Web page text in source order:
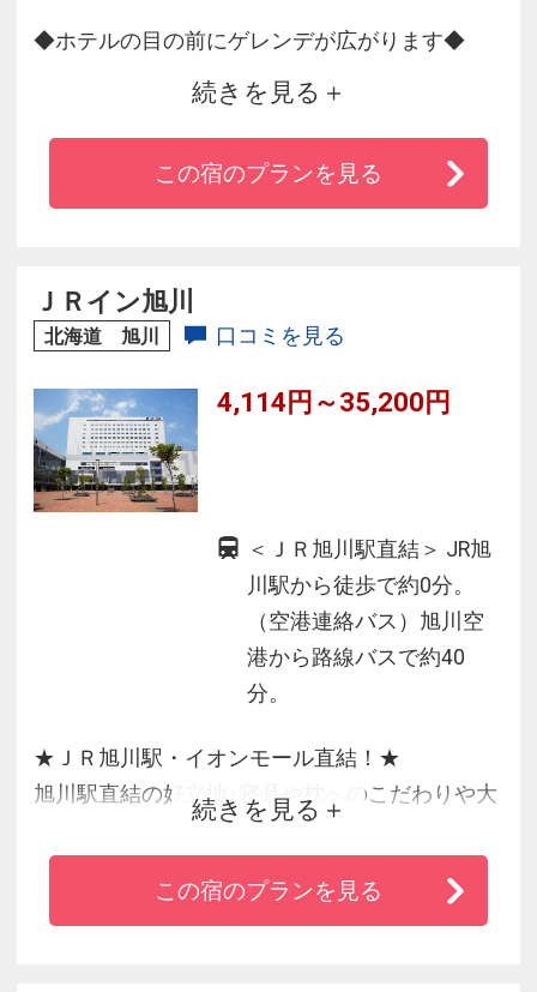
◆ホテルの目の前にゲレンデが広がります◆
十勝連峰の大パノラマ、夏はラベンダー畑や広
大な自然、冬はウィンタースポーツを満喫♪
フローリングのお部屋と四季折々の旬を生かし
パママもラクできて楽しめるホテル滞在をご提
供します
続きを見る
この宿のプランを見る
ＪＲイン旭川
北海道 旭川 口コミを見る
4,114円～35,200円
＜ＪＲ旭川駅直結＞ JR旭
川駅から徒歩で約0分。
（空港連絡バス）旭川空
港から路線バスで約40
分。
★ＪＲ旭川駅・イオンモール直結！★
旭川駅直結の好立地♪寝具や枕へのこだわりや大
好評の選べる枕コーナー、
大浴場やくつろぎの専用ラウンジを完備。極上
の『眠り』を是非ご体験ください。
続きを見る
この宿のプランを見る